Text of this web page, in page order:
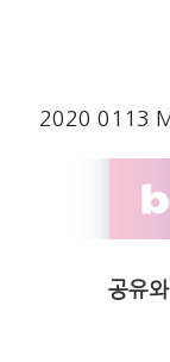
2020 0113
공유